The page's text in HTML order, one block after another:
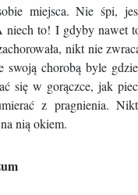
miejsca. Nie śpi,
niech to! I gdyby nawet
nikt nie
swoją chorobą byle
się w gorączce, jak
z pragnienia.
nią okiem.